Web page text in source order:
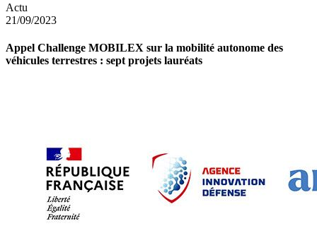
Actu
21/09/2023
Appel Challenge MOBILEX sur la mobilité autonome des
véhicules terrestres : sept projets lauréats